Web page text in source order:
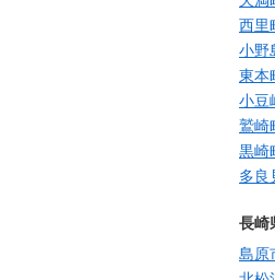
西里
小野
東本
小豆
鷲崎
黒崎
多良
長崎
島原